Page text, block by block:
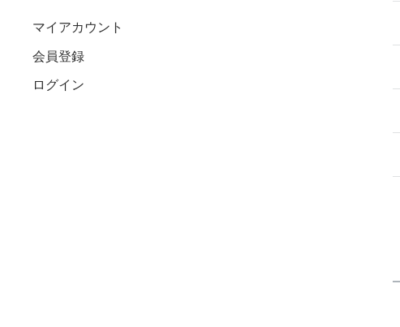
マイアカウント
会員登録
ログイン